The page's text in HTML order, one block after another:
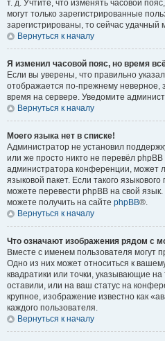
т. д. Учтите, что изменять часовой
могут только зарегистрированные
зарегистрированы, то сейчас удачный
Вернуться к началу
Я изменил часовой пояс, но время
Если вы уверены, что правильно
отображается по-прежнему неверное,
время на сервере. Уведомите
Вернуться к началу
Моего языка нет в списке!
Администратор не установил
или же просто никто не перевёл
администратора конференции, может
языковой пакет. Если такого
можете перевести phpBB на свой
можете получить на сайте phpBB®.
Вернуться к началу
Что означают изображения рядом с
Вместе с именем пользователя могут
Одно из них может относиться к
квадратики или точки, указывающие
оставили, или на ваш статус на
крупное, изображение известно как
каждого пользователя.
Вернуться к началу